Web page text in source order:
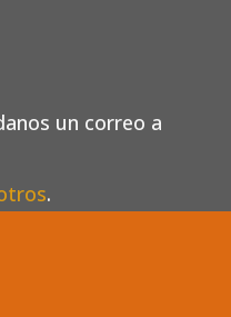
un correo a
.